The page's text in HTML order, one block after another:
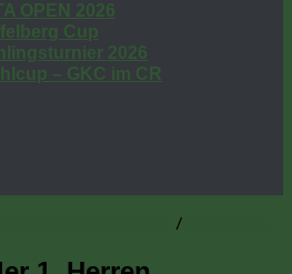
OPEN 2026
Cup
2026
– GKC im CR
/